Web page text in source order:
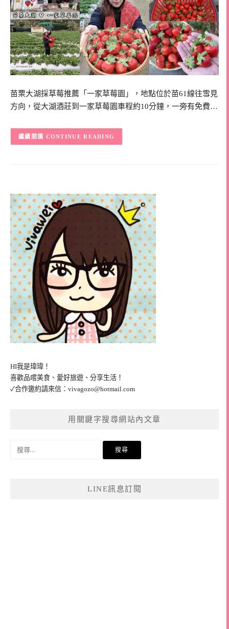
苗栗大湖採草莓推薦「一家草莓園」，地點位於苗61線往雪見
方向，從大湖酒莊到一家草莓園車程約10分鐘，一旁有免費…
CONTINUE READING
HI我是瑋瑋！
喜歡品嚐美食、愛好旅遊、分享生活！
✓合作邀約請來信： vivagozo@hotmail.com
用關鍵字搜尋網站內文章
LINE訊息訂閱